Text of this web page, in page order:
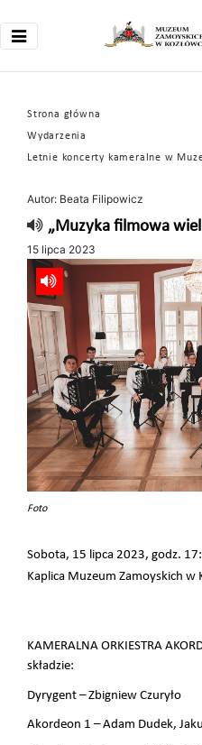
Strona główna
Wydarzenia
Letnie koncerty kameralne w
Autor: Beata Filipowicz
„Muzyka filmowa
15 lipca 2023
Foto
Sobota, 15 lipca 2023, godz.
Kaplica Muzeum Zamoyskich w
KAMERALNA ORKIESTRA
składzie:
Dyrygent – Zbigniew Czuryło
Akordeon 1 – Adam Dudek,